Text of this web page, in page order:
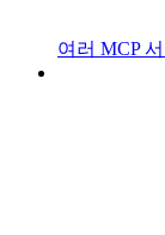
여러 MCP